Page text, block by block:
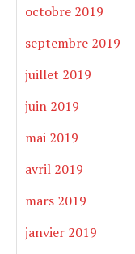
octobre 2019
septembre 2019
juillet 2019
juin 2019
mai 2019
avril 2019
mars 2019
janvier 2019